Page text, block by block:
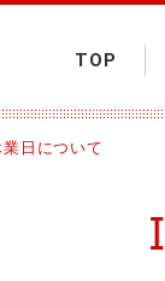
TOP
日について